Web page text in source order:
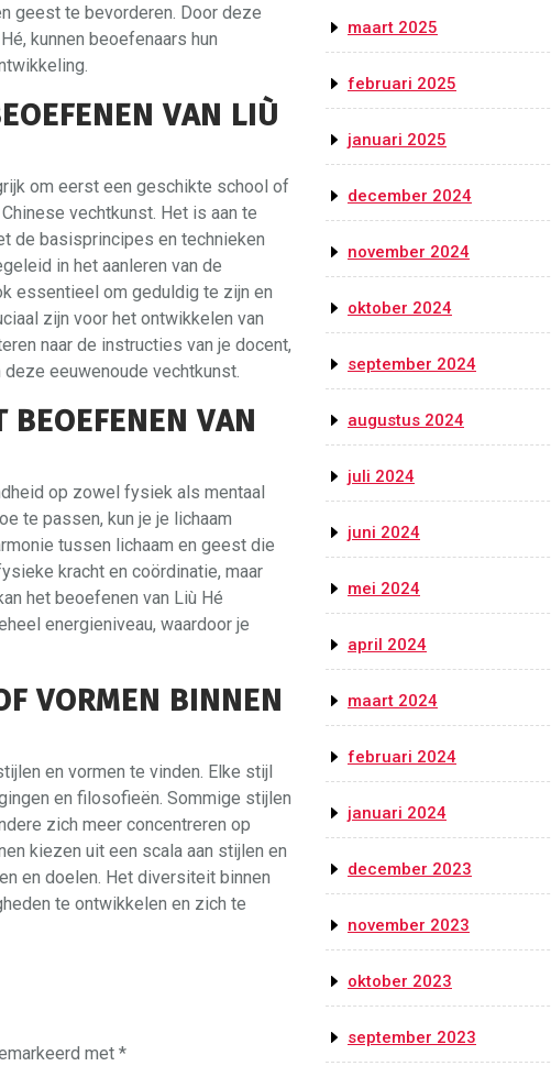
geest te bevorderen. Door deze
kunnen beoefenaars hun
VAN LIÙ
om eerst een geschikte school of
vechtkunst. Het is aan te
de basisprincipes en technieken
in het aanleren van de
essentieel om geduldig te zijn en
zijn voor het ontwikkelen van
naar de instructies van je docent,
eeuwenoude vechtkunst.
BEOEFENEN VAN
op zowel fysiek als mentaal
te passen, kun je je lichaam
tussen lichaam en geest die
kracht en coördinatie, maar
het beoefenen van Liù Hé
energieniveau, waardoor je
VORMEN BINNEN
en vormen te vinden. Elke stijl
en filosofieën. Sommige stijlen
zich meer concentreren op
kiezen uit een scala aan stijlen en
en doelen. Het diversiteit binnen
te ontwikkelen en zich te
met *
maart 2025
februari 2025
januari 2025
december 2024
november 2024
oktober 2024
september 2024
augustus 2024
juli 2024
juni 2024
mei 2024
april 2024
maart 2024
februari 2024
januari 2024
december 2023
november 2023
oktober 2023
september 2023